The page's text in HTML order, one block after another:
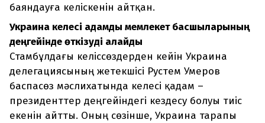
баяндауға келіскенін айтқан.
Украина келесі қадамды мемлекет басшыларының
деңгейінде өткізуді қалайды
Стамбұлдағы келіссөздерден кейін Украина
делегациясының жетекшісі Рустем Умеров
баспасөз мәслихатында келесі қадам –
президенттер деңгейіндегі кездесу болуы тиіс
екенін айтты. Оның сөзінше, Украина тарапы